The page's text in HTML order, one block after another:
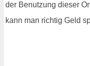
der Benutzung dieser
kann man richtig Geld